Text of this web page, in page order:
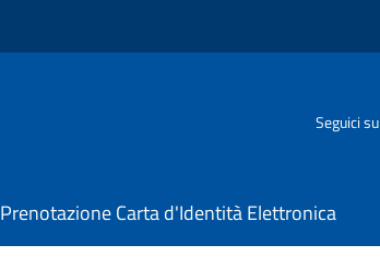
Seguici su
Prenotazione Carta d'Identità Elettronica